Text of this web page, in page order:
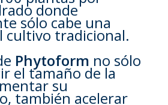
donde
sólo cabe una
cultivo tradicional.
Phytoform no sólo
el tamaño de la
su
también acelerar